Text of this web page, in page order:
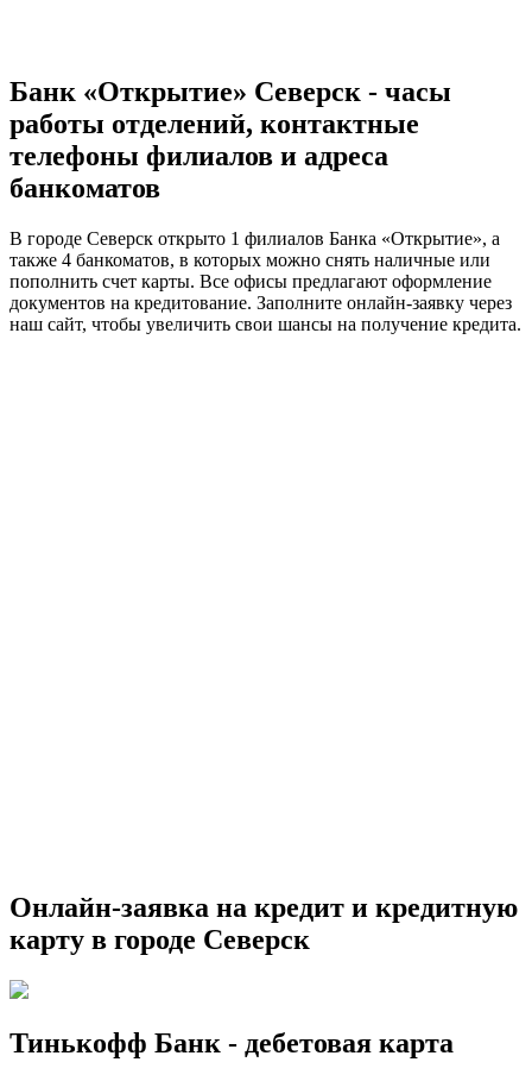
Банк «Открытие» Северск - часы
работы отделений, контактные
телефоны филиалов и адреса
банкоматов
В городе Северск открыто 1 филиалов Банка «Открытие», а
также 4 банкоматов, в которых можно снять наличные или
пополнить счет карты. Все офисы предлагают оформление
документов на кредитование. Заполните онлайн-заявку через
наш сайт, чтобы увеличить свои шансы на получение кредита.
Онлайн-заявка на кредит и кредитную
карту в городе Северск
Тинькофф Банк - дебетовая карта